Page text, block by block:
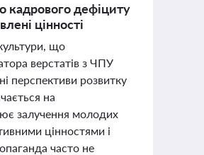
кадрового дефіциту
цінності
що
верстатів з ЧПУ
перспективи розвитку
на
залучення молодих
цінностями і
часто не